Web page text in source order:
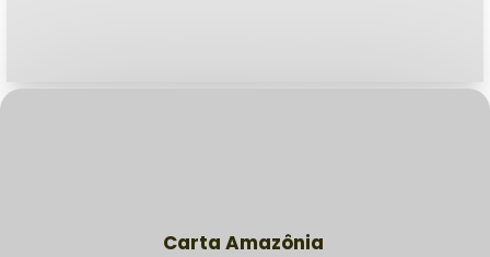
Carta Amazônia